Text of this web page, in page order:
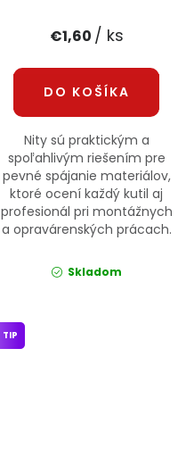
€1,60 / ks
DO KOŠÍKA
Nity sú praktickým a
spoľahlivým riešením pre
pevné spájanie materiálov,
ktoré ocení každý kutil aj
profesionál pri montážnych
a opravárenských prácach.
Skladom
TIP